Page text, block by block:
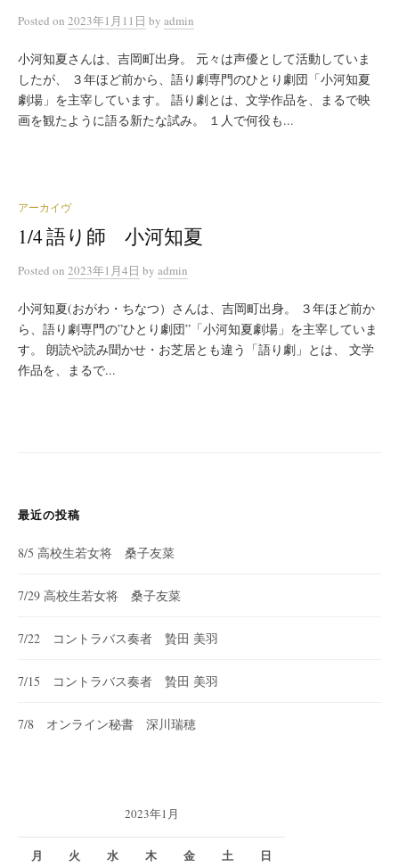
Posted on 2023年1月11日 by admin
小河知夏さんは、吉岡町出身。 元々は声優として活動していま
したが、 ３年ほど前から、語り劇専門のひとり劇団「小河知夏
劇場」を主宰しています。 語り劇とは、文学作品を、まるで映
画を観たように語る新たな試み。 １人で何役も...
アーカイヴ
1/4 語り師 小河知夏
Posted on 2023年1月4日 by admin
小河知夏(おがわ・ちなつ）さんは、吉岡町出身。 ３年ほど前か
ら、語り劇専門の”ひとり劇団”「小河知夏劇場」を主宰していま
す。 朗読や読み聞かせ・お芝居とも違う「語り劇」とは、 文学
作品を、まるで...
最近の投稿
8/5 高校生若女将 桑子友菜
7/29 高校生若女将 桑子友菜
7/22 コントラバス奏者 贄田 美羽
7/15 コントラバス奏者 贄田 美羽
7/8 オンライン秘書 深川瑞穂
2023年1月
月 火 水 木 金 土 日